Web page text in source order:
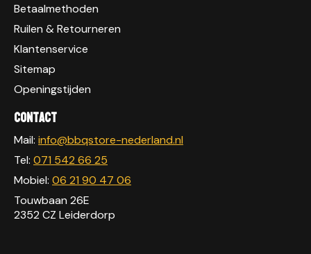
Betaalmethoden
Ruilen & Retourneren
Klantenservice
Sitemap
Openingstijden
Contact
Mail: info@bbqstore-nederland.nl
Tel: 071 542 66 25
Mobiel: 06 21 90 47 06
Touwbaan 26E
2352 CZ Leiderdorp